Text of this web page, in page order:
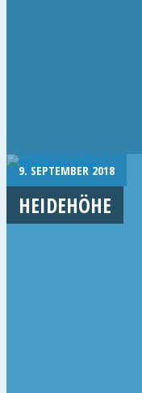
9. SEPTEMBER 2018
HEIDEHÖHE